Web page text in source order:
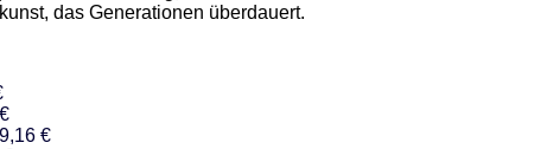
das Generationen überdauert.
€